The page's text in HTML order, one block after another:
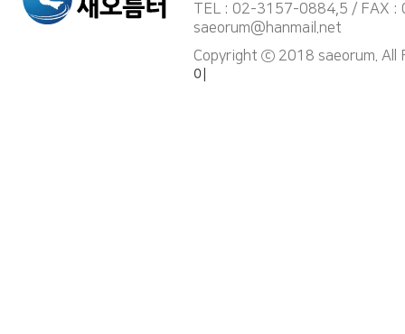
TEL : 02-3157-0884,5 / FAX :
saeorum@hanmail.net
Copyright ⓒ 2018 saeorum. All
이